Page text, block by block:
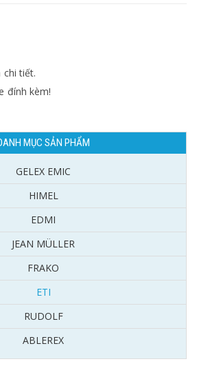
tiết.
đính kèm!
MỤC SẢN PHẨM
GELEX EMIC
HIMEL
EDMI
JEAN MÜLLER
FRAKO
ETI
RUDOLF
ABLEREX